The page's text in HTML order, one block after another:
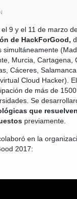
el 9 y el 11 de marzo
de HackForGood,
simultáneamente
Murcia, Cartagena,
Cáceres,
Cloud Hacker).
de más de
Se
que
previamente.
en la
2017: